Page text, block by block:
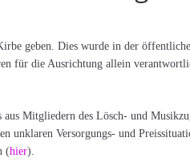
geben. Dies wurde in der
für die Ausrichtung allein
Mitgliedern des Lösch- und
unklaren Versorgungs- und
(hier).